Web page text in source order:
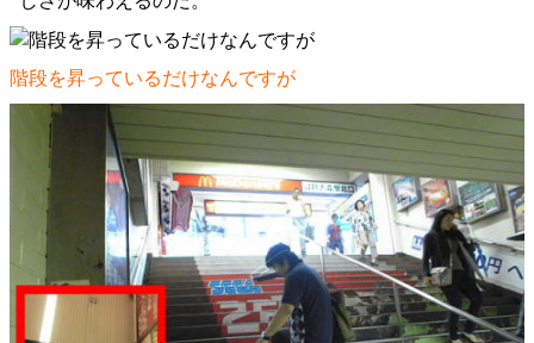
階段を昇っているだけなんですが